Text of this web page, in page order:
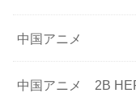
中国アニメ
中国アニメ 2B